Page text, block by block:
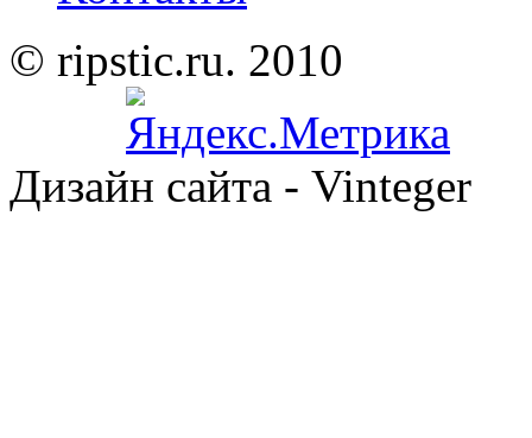
© ripstic.ru. 2010
Дизайн сайта - Vinteger